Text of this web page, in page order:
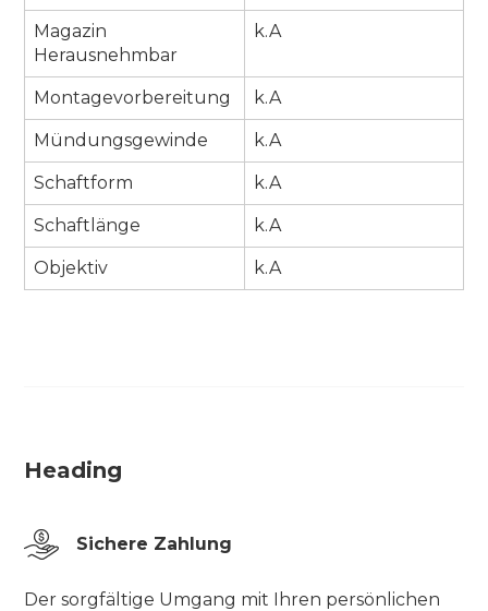
Magazin
Herausnehmbar
k.A
Montagevorbereitung k.A
Mündungsgewinde k.A
Schaftform k.A
Schaftlänge k.A
Objektiv k.A
Heading
Sichere Zahlung
Der sorgfältige Umgang mit Ihren persönlichen